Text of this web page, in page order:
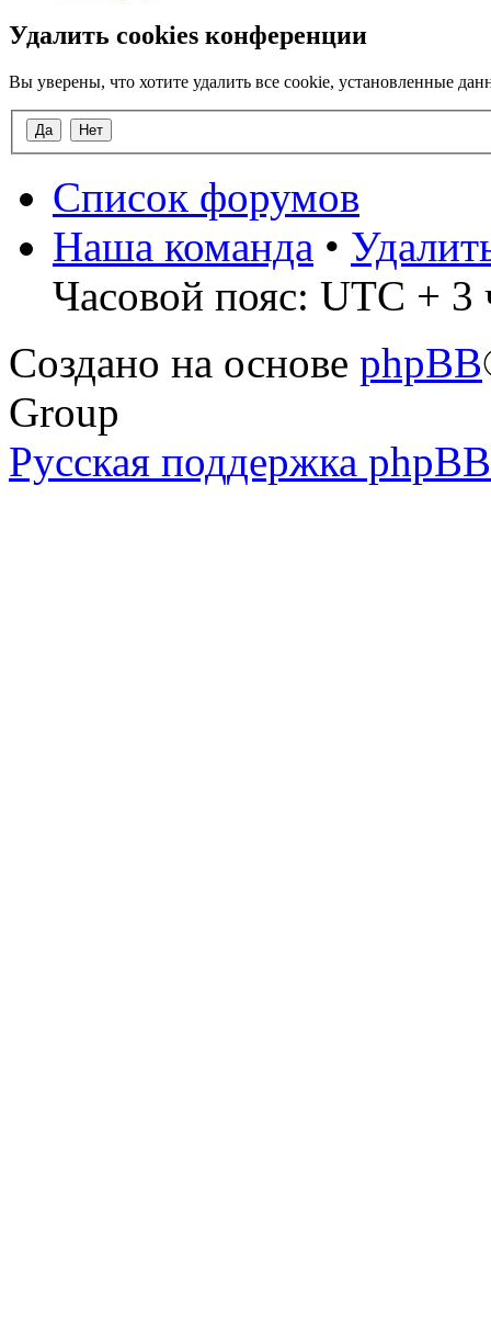
Удалить cookies конференции
Вы уверены, что хотите удалить все cookie, установленные
Список форумов
Наша команда •
Часовой пояс: UTC + 3
Создано на основе phpBB
Group
Русская поддержка phpBB